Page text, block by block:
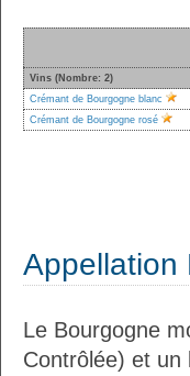
Vins (Nombre: 2)
Crémant de Bourgogne blanc
Crémant de Bourgogne rosé
Appellation
Le Bourgogne
Contrôlée) et